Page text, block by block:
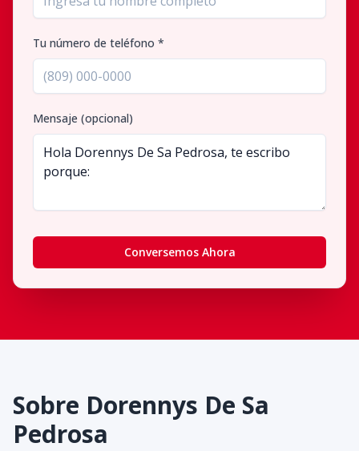
Tu número de teléfono *
Mensaje (opcional)
Conversemos Ahora
Sobre Dorennys De Sa
Pedrosa